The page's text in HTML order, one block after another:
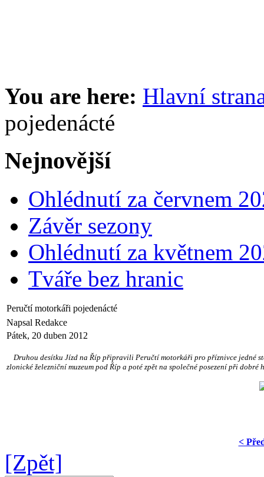
You are here: Hlavní
pojedenácté
Nejnovější
Ohlédnutí za červnem
Závěr sezony
Ohlédnutí za květnem
Tváře bez hranic
Peručtí motorkáři pojedenácté
Napsal Redakce
Pátek, 20 duben 2012
Druhou desítku Jízd na Říp připravili Peručtí motorkáři pro příznivce jedné
zlonické železniční muzeum pod Říp a poté zpět na společné posezení při dobré
<
[Zpět]